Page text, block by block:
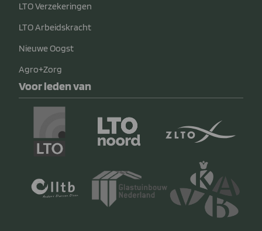
LTO Verzekeringen
LTO Arbeidskracht
Nieuwe Oogst
Agro+Zorg
Voor leden van